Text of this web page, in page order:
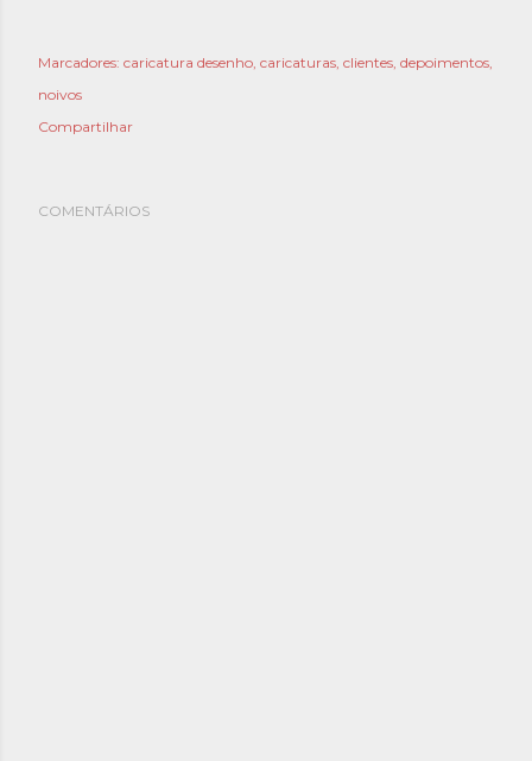
Marcadores: caricatura desenho caricaturas clientes depoimentos
noivos
Compartilhar
COMENTÁRIOS